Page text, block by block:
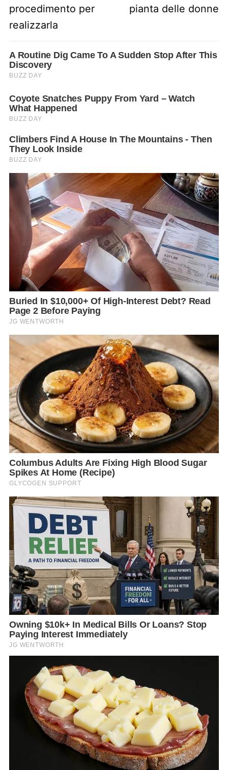
procedimento per
realizzarla
pianta delle donne